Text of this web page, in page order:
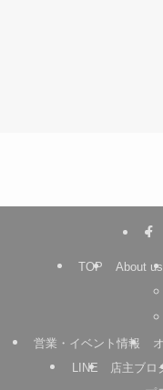
TOP About us
営業・イベント情報
LINE
店主ブロ